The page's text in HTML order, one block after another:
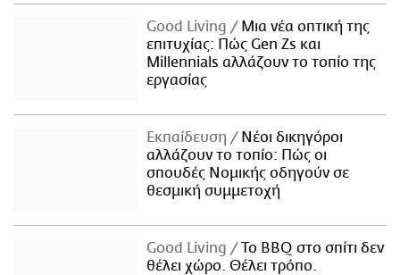
Good Living
Μια νέα οπτική της
επιτυχίας: Πώς Gen Zs και
Millennials αλλάζουν το τοπίο της
εργασίας
Εκπαίδευση
Νέοι δικηγόροι
αλλάζουν το τοπίο: Πώς οι
σπουδές Νομικής οδηγούν σε
θεσμική συμμετοχή
Good Living
Το BBQ στο σπίτι δεν
θέλει χώρο. Θέλει τρόπο.